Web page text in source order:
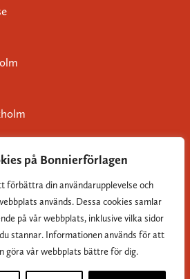
på Bonnierförlagen
förbättra din användarupplevelse och
används. Dessa cookies samlar
på vår webbplats, inklusive vilka sidor
stannar. Informationen används för att
göra vår webbplats bättre för dig.
Bonnierförlagen
Cookies